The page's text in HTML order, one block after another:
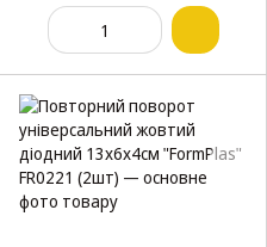
лам.) 13х6х4см"FormPlas"
FR0222 (2шт)